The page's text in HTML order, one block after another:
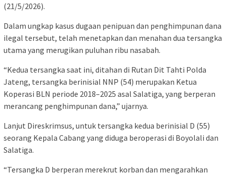
(21/5/2026).
Dalam ungkap kasus dugaan penipuan dan penghimpunan dana
ilegal tersebut, telah menetapkan dan menahan dua tersangka
utama yang merugikan puluhan ribu nasabah.
“Kedua tersangka saat ini, ditahan di Rutan Dit Tahti Polda
Jateng, tersangka berinisial NNP (54) merupakan Ketua
Koperasi BLN periode 2018–2025 asal Salatiga, yang berperan
merancang penghimpunan dana,” ujarnya.
Lanjut Direskrimsus, untuk tersangka kedua berinisial D (55)
seorang Kepala Cabang yang diduga beroperasi di Boyolali dan
Salatiga.
“Tersangka D berperan merekrut korban dan mengarahkan